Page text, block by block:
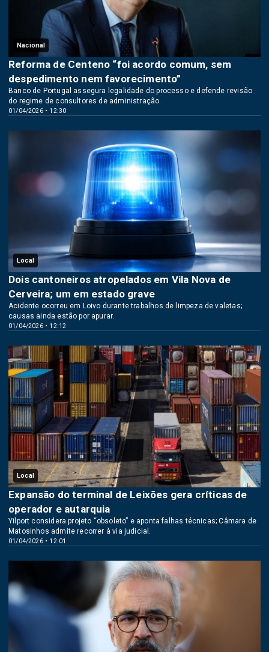
Nacional
01/04/2026 • 12:30
Reforma de Centeno “foi acordo comum, sem
despedimento nem favorecimento”
Banco de Portugal assegura legalidade do processo e defende revisão
do regime de consultores de administração.
Local
01/04/2026 • 12:12
Dois cantoneiros atropelados em Vila Nova de
Cerveira; um em estado grave
Acidente ocorreu em Loivo durante trabalhos de limpeza de valetas;
causas ainda estão por apurar.
Local
01/04/2026 • 12:01
Expansão do terminal de Leixões gera críticas de
operador e autarquia
Yilport considera projeto “obsoleto” e aponta falhas técnicas; Câmara de
Matosinhos admite recorrer à via judicial.